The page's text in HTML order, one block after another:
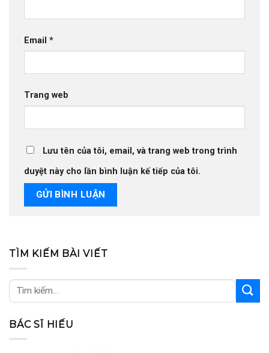
Email *
Trang web
Lưu tên của tôi, email, và trang web trong trình
duyệt này cho lần bình luận kế tiếp của tôi.
TÌM KIẾM BÀI VIẾT
BÁC SĨ HIẾU